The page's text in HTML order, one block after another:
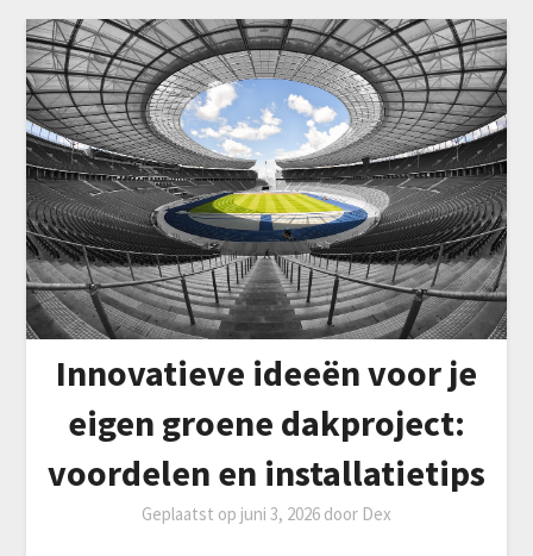
Innovatieve ideeën voor je
eigen groene dakproject:
voordelen en installatietips
Geplaatst op juni 3, 2026 door Dex